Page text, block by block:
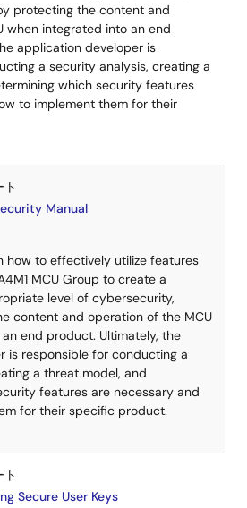
protecting the content and
when integrated into an end
application developer is
a security analysis, creating a
which security features
to implement them for their
Manual
how to effectively utilize features
MCU Group to create a
level of cybersecurity,
content and operation of the MCU
end product. Ultimately, the
is responsible for conducting a
a threat model, and
features are necessary and
for their specific product.
Secure User Keys